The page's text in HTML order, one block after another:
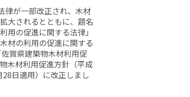
律が一部改正され、木材
大されるとともに、題名
用の促進に関する法律」
材の利用の促進に関する
賀県建築物木材利用促
木材利用促進方針（平成
日適用）に改正しまし